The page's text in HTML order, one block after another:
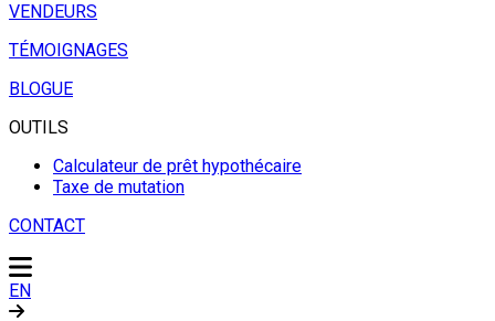
VENDEURS
TÉMOIGNAGES
BLOGUE
OUTILS
Calculateur de prêt hypothécaire
Taxe de mutation
CONTACT
EN